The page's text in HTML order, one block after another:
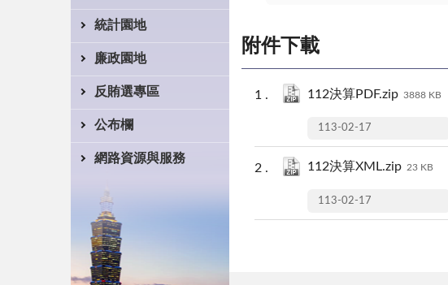
統計園地
廉政園地
反賄選專區
公布欄
網路資源與服務
附件下載
112決算PDF.zip 3888 KB
113-02-17
112決算XML.zip 23 KB
113-02-17